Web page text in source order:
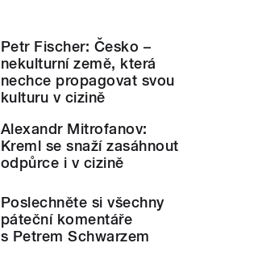
Petr Fischer: Česko –
nekulturní země, která
nechce propagovat svou
kulturu v cizině
Alexandr Mitrofanov:
Kreml se snaží zasáhnout
odpůrce i v cizině
Poslechněte si všechny
páteční komentáře
s Petrem Schwarzem